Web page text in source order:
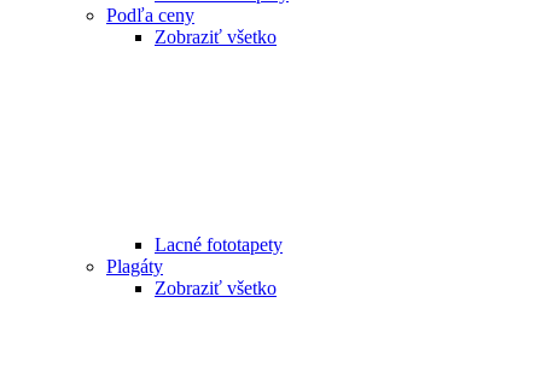
Podľa ceny
Zobraziť všetko
Lacné fototapety
Plagáty
Zobraziť všetko